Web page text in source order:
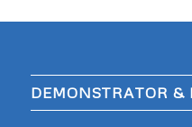
DEMONSTRATOR